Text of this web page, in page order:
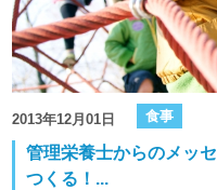
2013年12月01日 食事
管理栄養士からのメッ
つくる！...